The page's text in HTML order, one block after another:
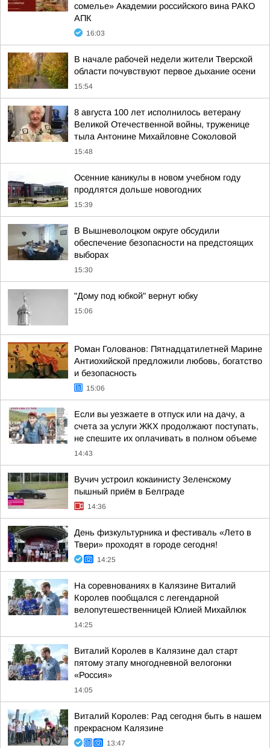
сомелье» Академии российского вина РАКО
АПК
16:03
В начале рабочей недели жители Тверской
области почувствуют первое дыхание осени
15:54
8 августа 100 лет исполнилось ветерану
Великой Отечественной войны, труженице
тыла Антонине Михайловне Соколовой
15:48
Осенние каникулы в новом учебном году
продлятся дольше новогодних
15:39
В Вышневолоцком округе обсудили
обеспечение безопасности на предстоящих
выборах
15:30
"Дому под юбкой" вернут юбку
15:06
Роман Голованов: Пятнадцатилетней Марине
Антиохийской предложили любовь, богатство
и безопасность
15:06
Если вы уезжаете в отпуск или на дачу, а
счета за услуги ЖКХ продолжают поступать,
не спешите их оплачивать в полном объеме
14:43
Вучич устроил кокаинисту Зеленскому
пышный приём в Белграде
14:36
День физкультурника и фестиваль «Лето в
Твери» проходят в городе сегодня!
14:25
На соревнованиях в Калязине Виталий
Королев пообщался с легендарной
велопутешественницей Юлией Михайлюк
14:25
Виталий Королев в Калязине дал старт
пятому этапу многодневной велогонки
«Россия»
14:05
Виталий Королев: Рад сегодня быть в нашем
прекрасном Калязине
13:47